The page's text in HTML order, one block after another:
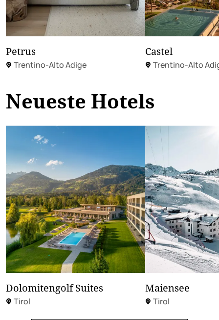
Petrus
Trentino-Alto Adige
Castel
Trentino-Alto
Neueste Hotels
Dolomitengolf Suites
Tirol
Maiensee
Tirol